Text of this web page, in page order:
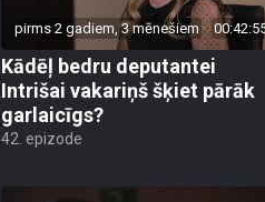
pirms 2 gadiem, 3 mēnešiem
Kādēļ bedru deputantei
Intrišai vakariņš šķiet pārāk
garlaicīgs?
42. epizode